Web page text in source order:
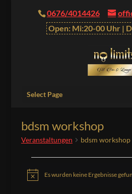
0676/4014426
Open: Mi:20-00 Uhr |
Select Page
bdsm workshop
Veranstaltungen bdsm workshop
HinweisEs wurden keine Ergebnisse